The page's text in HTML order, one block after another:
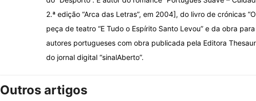
2.ª edição “Arca das Letras”, em 2004], do livro de crónicas
peça de teatro “E Tudo o Espírito Santo Levou” e da obra
autores portugueses com obra publicada pela Editora
do jornal digital “sinalAberto”.
Outros artigos